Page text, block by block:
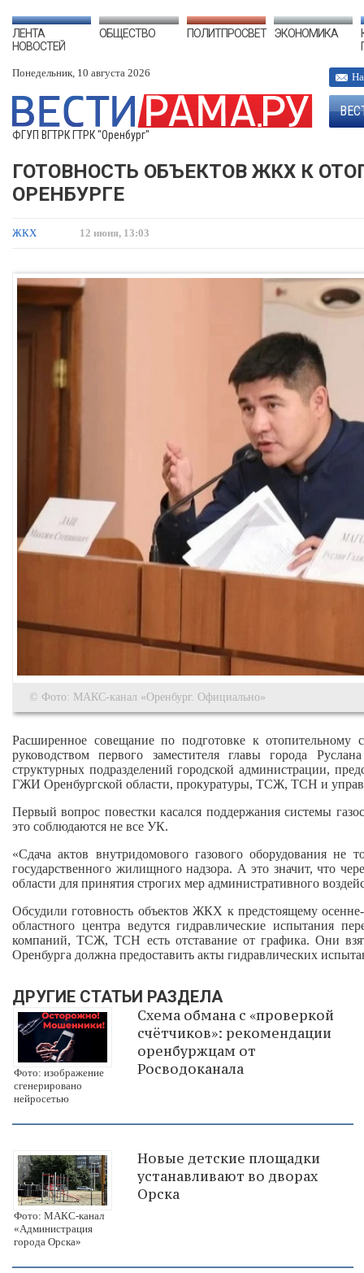
ЛЕНТА
НОВОСТЕЙ
ОБЩЕСТВО ПОЛИТПРОСВЕТ ЭКОНОМИКА
Понедельник, 10 августа 2026
ФГУП ВГТРК ГТРК "Оренбург"
ГОТОВНОСТЬ ОБЪЕКТОВ ЖКХ К
ОРЕНБУРГЕ
ЖКХ 12 июня, 13:03
© Фото: МАКС-канал «Оренбург. Официально»
Расширенное совещание по подготовке к
руководством первого заместителя главы города
структурных подразделений городской администрации,
ГЖИ Оренбургской области, прокуратуры, ТСЖ, ТСН и
Первый вопрос повестки касался поддержания системы
это соблюдаются не все УК.
«Сдача актов внутридомового газового оборудования не
государственного жилищного надзора. А это значит, что
области для принятия строгих мер административного
Обсудили готовность объектов ЖКХ к предстоящему
областного центра ведутся гидравлические испытания
компаний, ТСЖ, ТСН есть отставание от графика. Они
Оренбурга должна предоставить акты гидравлических
ДРУГИЕ СТАТЬИ РАЗДЕЛА
Фото: изображение
сгенерировано
нейросетью
Схема обмана с «проверкой
счётчиков»: рекомендации
оренбуржцам от
Росводоканала
Фото: МАКС-канал
«Администрация
города Орска»
Новые детские площадки
устанавливают во дворах
Орска